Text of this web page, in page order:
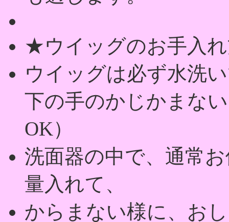
★ウイッグのお手入
ウイッグは必ず水洗
下の手のかじかまな
OK）
洗面器の中で、通常
量入れて、
からまない様に、お